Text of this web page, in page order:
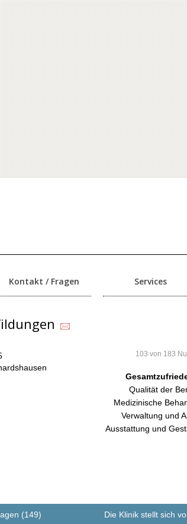
Kontakt / Fragen Services
103 von 183
Qualität der
Medizinische
Verwaltung und
Ausstattung und
(149) Die Klinik stellt sich